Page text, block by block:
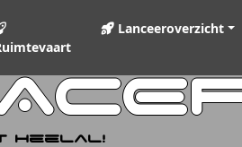
Lanceeroverzicht
heelal!